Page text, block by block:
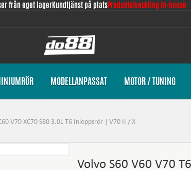
från eget lagerKundtjänst på platsProduktutveckling in-house
MODELLANPASSAT MOTOR / TUNING
V70 XC70 S80 3.0L T6 Inloppsrör | V70 II / X
Volvo S60 V60 V70